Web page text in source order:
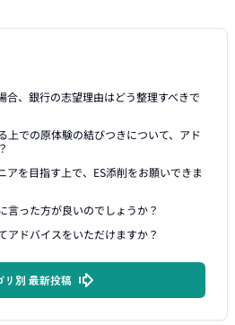
合、銀行の志望理由はどう整理すべきで
上での原体験の結びつきについて、アド
アを目指す上で、ES添削をお願いできま
言った方が良いのでしょうか？
アドバイスをいただけますか？
リ別 最新投稿